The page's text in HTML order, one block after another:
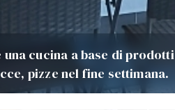
cucina a base di prodotti
pizze nel fine settimana.